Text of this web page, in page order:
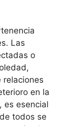
Las
o
relaciones
en la
es esencial
todos se